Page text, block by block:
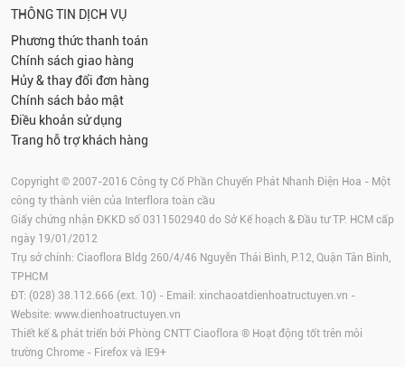
THÔNG TIN DỊCH VỤ
Phương thức thanh toán
Chính sách giao hàng
Hủy & thay đổi đơn hàng
Chính sách bảo mật
Điều khoản sử dụng
Trang hỗ trợ khách hàng
Copyright © 2007-2016 Công ty Cổ Phần Chuyển Phát Nhanh Điện Hoa - Một
công ty thành viên của Interflora toàn cầu
Giấy chứng nhận ĐKKD số 0311502940 do Sở Kế hoạch & Đầu tư TP. HCM cấp
ngày 19/01/2012
Trụ sở chính: Ciaoflora Bldg 260/4/46 Nguyễn Thái Bình, P.12, Quận Tân Bình,
TPHCM
ĐT: (028) 38.112.666 (ext. 10) - Email: xinchaoatdienhoatructuyen.vn -
Website: www.dienhoatructuyen.vn
Thiết kế & phát triển bởi Phòng CNTT Ciaoflora ® Hoạt động tốt trên môi
trường Chrome - Firefox và IE9+